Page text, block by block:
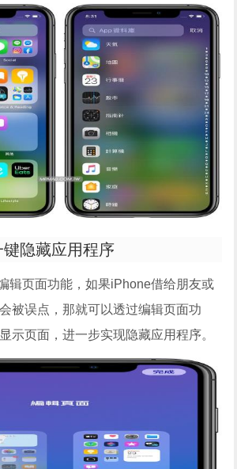
隐藏应用程序
辑页面功能，如果iPhone借给朋友或
被误点，那就可以透过编辑页面功
示页面，进一步实现隐藏应用程序。